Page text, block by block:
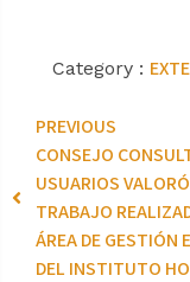
Category :
PREVIOUS
CONSEJO
USUARIOS VALORÓ
TRABAJO
ÁREA DE GESTIÓN
DEL INSTITUTO